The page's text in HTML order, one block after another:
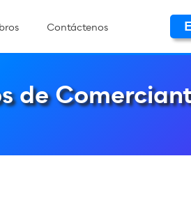
Contáctenos
de